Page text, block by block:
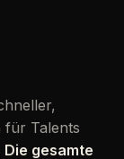
Talents
Die gesamte